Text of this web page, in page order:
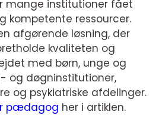
mange institutioner fået
kompetente ressourcer.
afgørende løsning, der
kvaliteten og
med børn, unge og
og døgninstitutioner,
og psykiatriske afdelinger.
pædagog her i artiklen.